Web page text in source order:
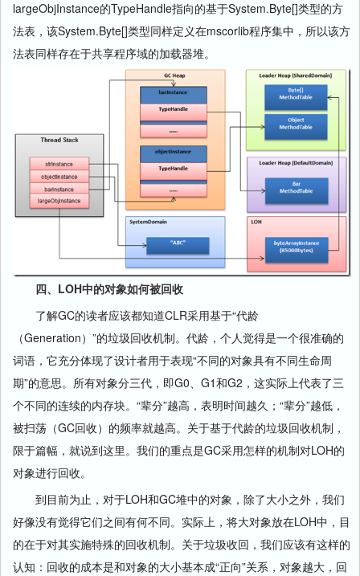
largeObjInstance的TypeHandle指向的基于System.Byte[]类型的方
法表，该System.Byte[]类型同样定义在mscorlib程序集中，所以该方
法表同样存在于共享程序域的加载器堆。
四、LOH中的对象如何被回收
了解GC的读者应该都知道CLR采用基于“代龄
（Generation）”的垃圾回收机制。代龄，个人觉得是一个很准确的
词语，它充分体现了设计者用于表现“不同的对象具有不同生命周
期”的意思。所有对象分三代，即G0、G1和G2，这实际上代表了三
个不同的连续的内存块。“辈分”越高，表明时间越久；“辈分”越低，
被扫荡（GC回收）的频率就越高。关于基于代龄的垃圾回收机制，
限于篇幅，就说到这里。我们的重点是GC采用怎样的机制对LOH的
对象进行回收。
到目前为止，对于LOH和GC堆中的对象，除了大小之外，我们
好像没有觉得它们之间有何不同。实际上，将大对象放在LOH中，目
的在于对其实施特殊的回收机制。关于垃圾收回，我们应该有这样的
认知：回收的成本是和对象的大小基本成“正向”关系，对象越大，回